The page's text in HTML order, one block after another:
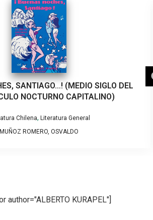
SANTIAGO…! (MEDIO SIGLO DEL
NOCTURNO CAPITALINO)
Chilena, Literatura General
MUÑOZ ROMERO, OSVALDO
author="ALBERTO KURAPEL"]